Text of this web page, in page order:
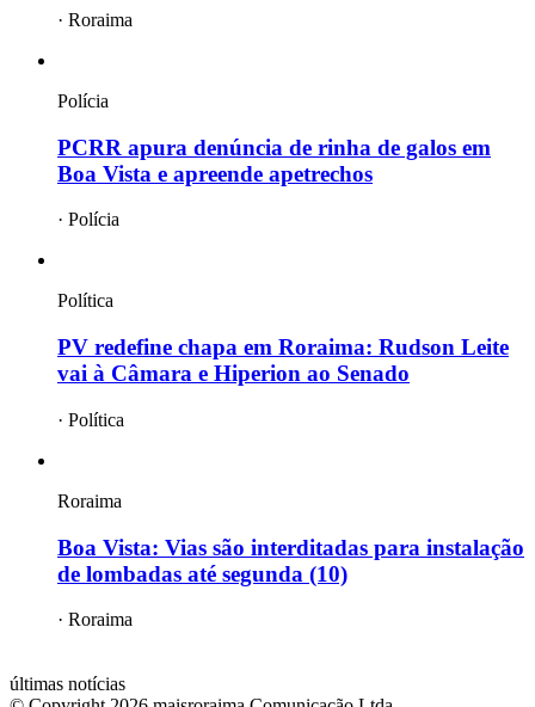
· Roraima
Polícia
PCRR apura denúncia de rinha de galos em
Boa Vista e apreende apetrechos
· Polícia
Política
PV redefine chapa em Roraima: Rudson Leite
vai à Câmara e Hiperion ao Senado
· Política
Roraima
Boa Vista: Vias são interditadas para instalação
de lombadas até segunda (10)
· Roraima
últimas notícias